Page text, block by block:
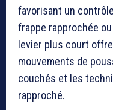
favorisant un
frappe rapprochée
levier plus court
mouvements de
couchés et les
rapproché.